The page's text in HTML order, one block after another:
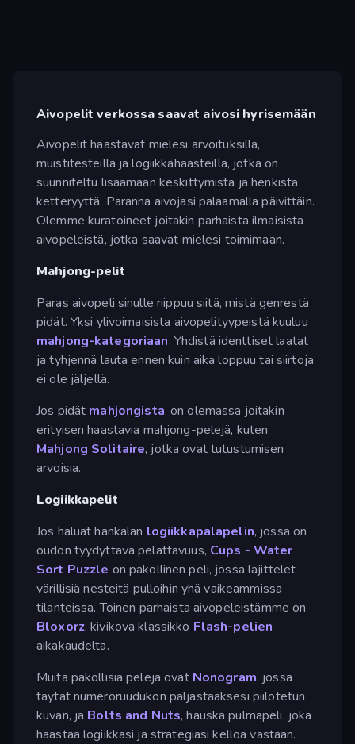
Aivopelit verkossa saavat aivosi hyrisemään
Aivopelit haastavat mielesi arvoituksilla,
muistitesteillä ja logiikkahaasteilla, jotka on
suunniteltu lisäämään keskittymistä ja henkistä
ketteryyttä. Paranna aivojasi palaamalla päivittäin.
Olemme kuratoineet joitakin parhaista ilmaisista
aivopeleistä, jotka saavat mielesi toimimaan.
Mahjong-pelit
Paras aivopeli sinulle riippuu siitä, mistä genrestä
pidät. Yksi ylivoimaisista aivopelityypeistä kuuluu
mahjong-kategoriaan. Yhdistä identtiset laatat
ja tyhjennä lauta ennen kuin aika loppuu tai siirtoja
ei ole jäljellä.
Jos pidät mahjongista, on olemassa joitakin
erityisen haastavia mahjong-pelejä, kuten
Mahjong Solitaire, jotka ovat tutustumisen
arvoisia.
Logiikkapelit
Jos haluat hankalan logiikkapalapelin, jossa on
oudon tyydyttävä pelattavuus, Cups - Water
Sort Puzzle on pakollinen peli, jossa lajittelet
värillisiä nesteitä pulloihin yhä vaikeammissa
tilanteissa. Toinen parhaista aivopeleistämme on
Bloxorz, kivikova klassikko Flash-pelien
aikakaudelta.
Muita pakollisia pelejä ovat Nonogram, jossa
täytät numeroruudukon paljastaaksesi piilotetun
kuvan, ja Bolts and Nuts, hauska pulmapeli, joka
haastaa logiikkasi ja strategiasi kelloa vastaan.